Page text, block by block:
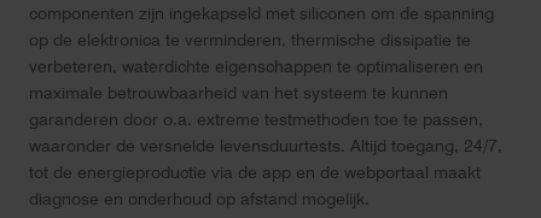
componenten zijn ingekapseld met siliconen om de spanning
op de elektronica te verminderen, thermische dissipatie te
verbeteren, waterdichte eigenschappen te optimaliseren en
maximale betrouwbaarheid van het systeem te kunnen
garanderen door o.a. extreme testmethoden toe te passen,
waaronder de versnelde levensduurtests. Altijd toegang, 24/7,
tot de energieproductie via de app en de webportaal maakt
diagnose en onderhoud op afstand mogelijk.